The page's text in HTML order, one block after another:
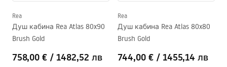
Rea
Душ кабина Rea Atlas 80x90
Brush Gold
758,00 € / 1482,52 лв
Rea
Душ кабина Rea Atlas 80x80
Brush Gold
744,00 € / 1455,14 лв